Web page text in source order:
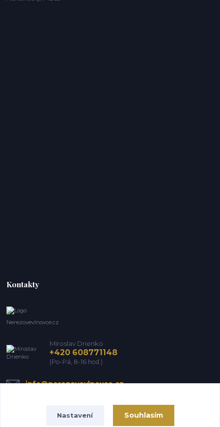
Kontakty
Nerezovevlnovce.cz
Miroslav Drienko
+420 608771148
(Po-Pá, 8-16 hod.)
info@nerezovevlnovce.cz
Nastavení Souhlasím